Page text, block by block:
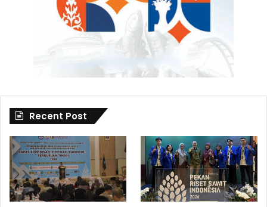
Recent Post